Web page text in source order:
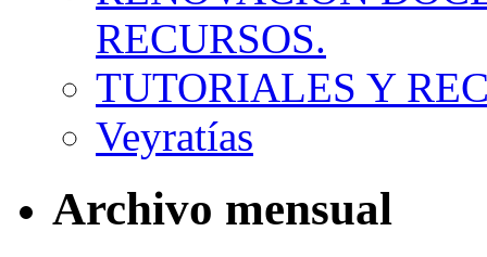
RECURSOS.
TUTORIALES Y
Veyratías
Archivo mensual